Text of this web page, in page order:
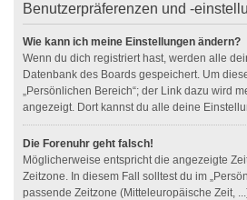
Benutzerpräferenzen und -
Wie kann ich meine Einstellungen ändern?
Wenn du dich registriert hast, werden alle
Datenbank des Boards gespeichert. Um
„Persönlichen Bereich“; der Link dazu wird
angezeigt. Dort kannst du alle deine
Die Forenuhr geht falsch!
Möglicherweise entspricht die angezeigte
Zeitzone. In diesem Fall solltest du im
passende Zeitzone (Mitteleuropäische Zeit,